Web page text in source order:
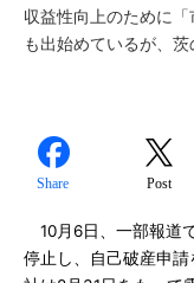
収益性向上のために
も出始めているが、茨
Share Post
10月6日、一部報道
停止し、自己破産申